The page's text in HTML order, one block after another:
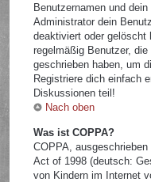
Benutzernamen und
Administrator dein
deaktiviert oder gelöscht
regelmäßig Benutzer,
geschrieben haben, um
Registriere dich einfach
Diskussionen teil!
Nach oben
Was ist COPPA?
COPPA,
Act of 1998 (deutsch:
von Kindern im Internet